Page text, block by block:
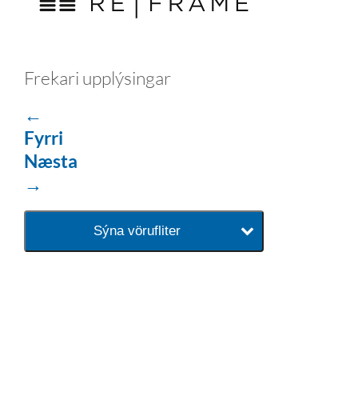
Frekari upplýsingar
←
Fyrri
Næsta
→
Sýna vörufliter